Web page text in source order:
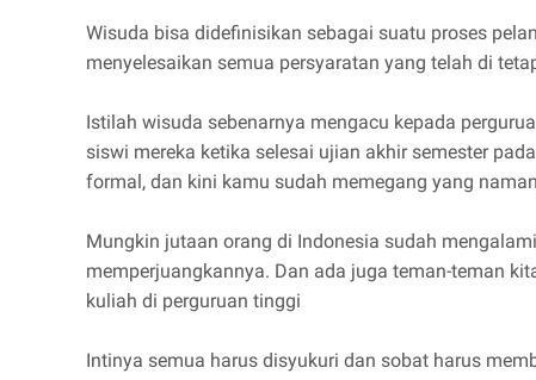
Wisuda bisa didefinisikan sebagai suatu proses
menyelesaikan semua persyaratan yang telah di
Istilah wisuda sebenarnya mengacu kepada
siswi mereka ketika selesai ujian akhir semester
formal, dan kini kamu sudah memegang yang
Mungkin jutaan orang di Indonesia sudah
memperjuangkannya. Dan ada juga teman-teman
kuliah di perguruan tinggi
Intinya semua harus disyukuri dan sobat harus